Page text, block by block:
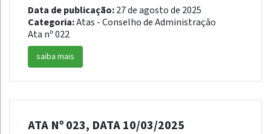
Data de publicação:27 de agosto de 2025
Categoria:Atas - Conselho de Administração
Ata nº 022
saiba mais
ATA Nº 023, DATA 10/03/2025